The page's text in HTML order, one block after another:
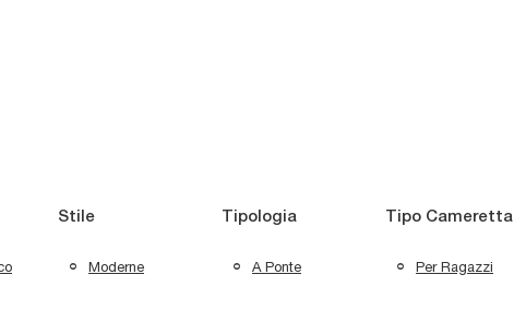
Stile
Moderne
Tipologia
A Ponte
Tipo Cameretta
Per Ragazzi